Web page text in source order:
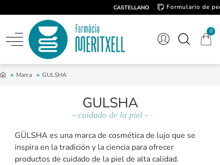
CASTELLANO
Formulario de
0
Marca GULSHA
GULSHA
- cuidado de la piel -
GÜLSHA es una marca de cosmética de lujo que se
inspira en la tradición y la ciencia para ofrecer
productos de cuidado de la piel de alta calidad.